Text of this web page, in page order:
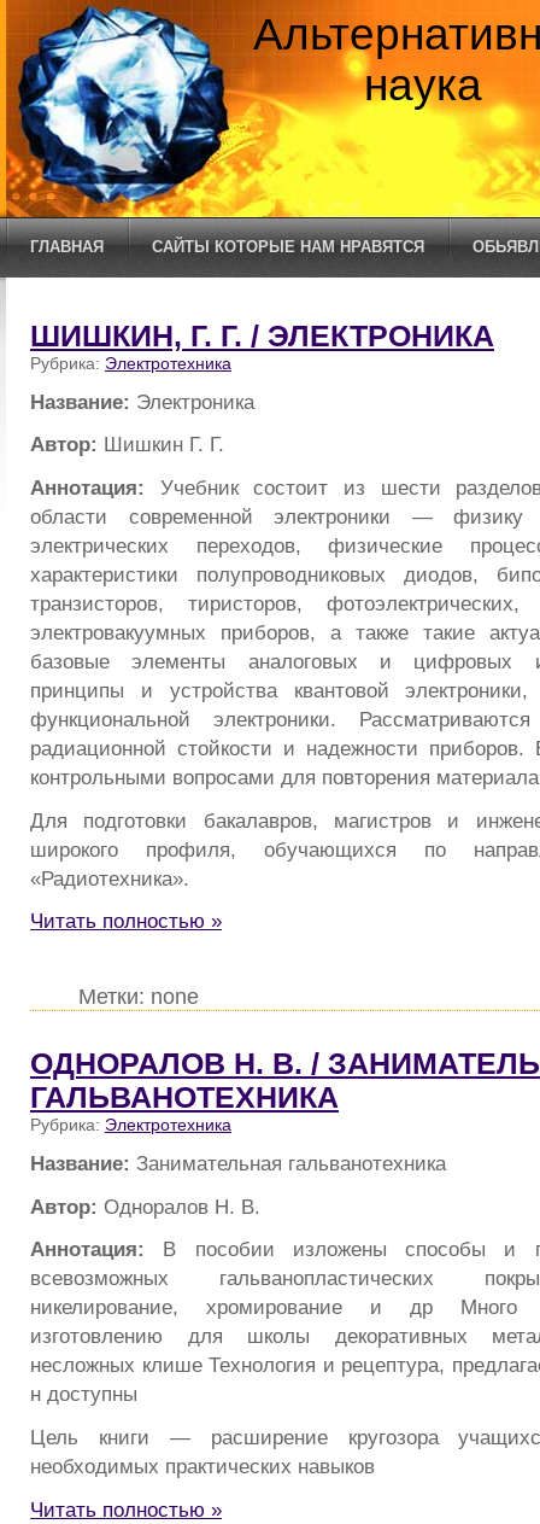
наука
ГЛАВНАЯ САЙТЫ КОТОРЫЕ НАМ НРАВЯТСЯ
ШИШКИН, Г. Г. / ЭЛЕКТРОНИКА
Рубрика: Электротехника
Название: Электроника
Автор: Шишкин Г. Г.
Аннотация: Учебник состоит из шести
области современной электроники — физику
электрических переходов, физические
характеристики полупроводниковых диодов,
транзисторов, тиристоров,
электровакуумных приборов, а также такие
базовые элементы аналоговых и цифровых
принципы и устройства квантовой электроники,
функциональной электроники.
радиационной стойкости и надежности
контрольными вопросами для повторения
Для подготовки бакалавров, магистров и
широкого профиля, обучающихся по
«Радиотехника».
Читать полностью »
Метки: none
ОДНОРАЛОВ Н. В. /
ГАЛЬВАНОТЕХНИКА
Рубрика: Электротехника
Название: Занимательная гальванотехника
Автор: Одноралов Н. В.
Аннотация: В пособии изложены способы и
всевозможных гальванопластических
никелирование, хромирование и др Много
изготовлению для школы декоративных
несложных клише Технология и рецептура,
н доступны
Цель книги — расширение кругозора
необходимых практических навыков
Читать полностью »